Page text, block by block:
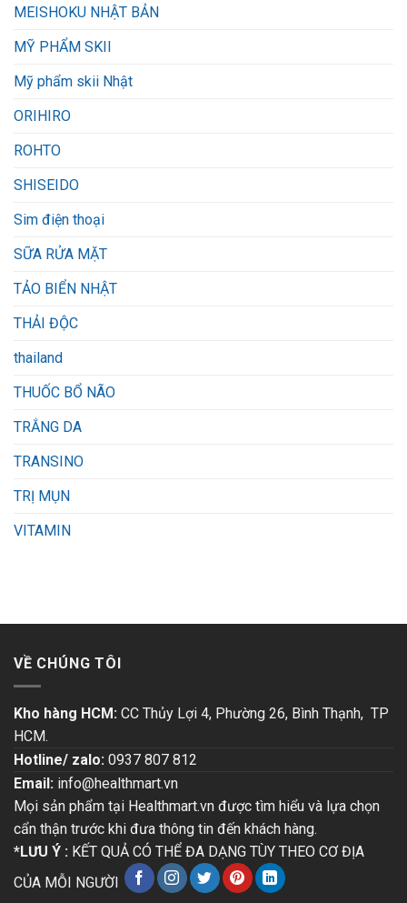
MEISHOKU NHẬT BẢN
MỸ PHẨM SKII
Mỹ phẩm skii Nhật
ORIHIRO
ROHTO
SHISEIDO
Sim điện thoại
SỮA RỬA MẶT
TẢO BIỂN NHẬT
THẢI ĐỘC
thailand
THUỐC BỔ NÃO
TRẮNG DA
TRANSINO
TRỊ MỤN
VITAMIN
VỀ CHÚNG TÔI
Kho hàng HCM: CC Thủy Lợi 4, Phường 26, Bình Thạnh, TP
HCM.
Hotline/ zalo: 0937 807 812
Email: info@healthmart.vn
Mọi sản phẩm tại Healthmart.vn được tìm hiểu và lựa chọn
cẩn thận trước khi đưa thông tin đến khách hàng.
*LƯU Ý : KẾT QUẢ CÓ THỂ ĐA DẠNG TÙY THEO CƠ ĐỊA
CỦA MỖI NGƯỜI